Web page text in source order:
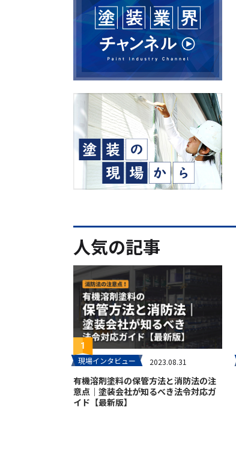
人気の記事
現場インタビュー 2023.08.31
有機溶剤塗料の保管方法と消防法の注
意点｜塗装会社が知るべき法令対応ガ
イド【最新版】